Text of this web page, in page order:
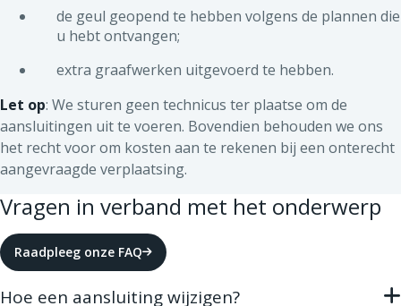
de geul geopend te hebben volgens de plannen die
u hebt ontvangen;
extra graafwerken uitgevoerd te hebben.
Let op: We sturen geen technicus ter plaatse om de
aansluitingen uit te voeren. Bovendien behouden we ons
het recht voor om kosten aan te rekenen bij een onterecht
aangevraagde verplaatsing.
Vragen in verband met het onderwerp
Raadpleeg onze FAQ
Hoe een aansluiting wijzigen?